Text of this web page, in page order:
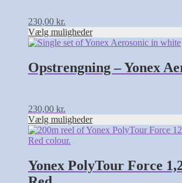
230,00 kr.
Vælg muligheder
Opstrengning – Yonex
230,00 kr.
Vælg muligheder
Yonex PolyTour Force
Dette
vare
flere
varianter.